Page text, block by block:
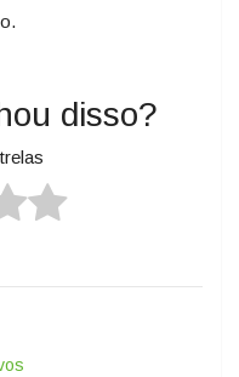
disso?